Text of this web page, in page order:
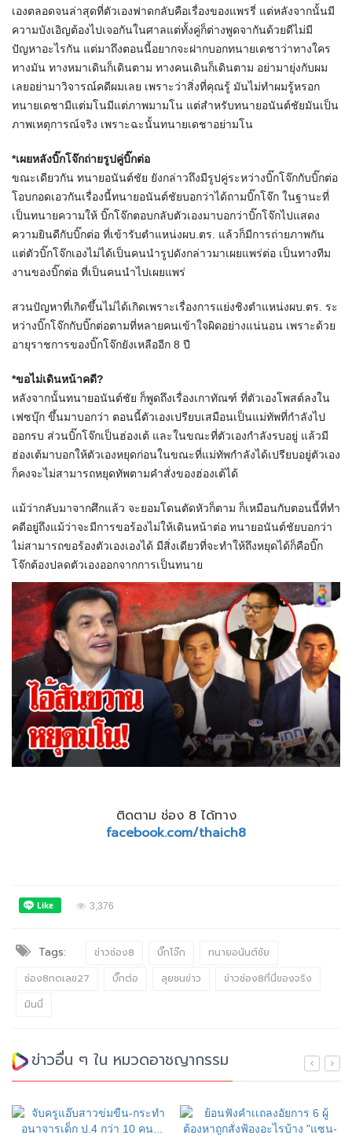
เองตลอดจนล่าสุดที่ตัวเองฟาดกลับคือเรื่องของแพรรี่ แต่หลังจากนั้นมี
ความบังเอิญต้องไปเจอกันในศาลแต่ทั้งคู่ก็ต่างพูดจากันด้วยดีไม่มี
ปัญหาอะไรกัน แต่มาถึงตอนนี้อยากจะฝากบอกทนายเดชาว่าทางใคร
ทางมัน ทางหมาเดินก็เดินตาม ทางคนเดินก็เดินตาม อย่ามายุ่งกับผม
เลยอย่ามาวิจารณ์คดีผมเลย เพราะว่าสิ่งที่คุณรู้ มันไม่ทำผมรู้หรอก
ทนายเดชามีแต่มโนมีแต่ภาพมามโน แต่สำหรับทนายอนันต์ชัยมันเป็น
ภาพเหตุการณ์จริง เพราะฉะนั้นทนายเดชาอย่ามโน
*เผยหลังบิ๊กโจ๊กถ่ายรูปคู่บิ๊กต่อ
ขณะเดียวกัน ทนายอนันต์ชัย ยังกล่าวถึงมีรูปคู่ระหว่างบิ๊กโจ๊กกับบิ๊กต่อ
โอบกอดเอวกันเรื่องนี้ทนายอนันต์ชัยบอกว่าได้ถามบิ๊กโจ๊ก ในฐานะที่
เป็นทนายความให้ บิ๊กโจ๊กตอบกลับตัวเองมาบอกว่าบิ๊กโจ๊กไปแสดง
ความยินดีกับบิ๊กต่อ ที่เข้ารับตำแหน่งผบ.ตร. แล้วก็มีการถ่ายภาพกัน
แต่ตัวบิ๊กโจ๊กเองไม่ได้เป็นคนนำรูปดังกล่าวมาเผยแพร่ต่อ เป็นทางทีม
งานของบิ๊กต่อ ที่เป็นคนนำไปเผยแพร่
สวนปัญหาที่เกิดขึ้นไม่ได้เกิดเพราะเรื่องการแย่งชิงตำแหน่งผบ.ตร. ระ
หว่างบิ๊กโจ๊กกับบิ๊กต่อตามที่หลายคนเข้าใจผิดอย่างแน่นอน เพราะด้วย
อายุราชการของบิ๊กโจ๊กยังเหลืออีก 8 ปี
*ขอไม่เดินหน้าคดี?
หลังจากนั้นทนายอนันต์ชัย ก็พูดถึงเรื่องเกาทัณฑ์ ที่ตัวเองโพสต์ลงใน
เฟซบุ๊ก ขึ้นมาบอกว่า ตอนนี้ตัวเองเปรียบเสมือนเป็นแม่ทัพที่กำลังไป
ออกรบ ส่วนบิ๊กโจ๊กเป็นฮ่องเต้ และในขณะที่ตัวเองกำลังรบอยู่ แล้วมี
ฮ่องเต้มาบอกให้ตัวเองหยุดก่อนในขณะที่แม่ทัพกำลังได้เปรียบอยู่ตัวเอง
ก็คงจะไม่สามารถหยุดทัพตามคำสั่งของฮ่องเต้ได้
แม้ว่ากลับมาจากศึกแล้ว จะยอมโดนตัดหัวก็ตาม ก็เหมือนกับตอนนี้ที่ทำ
คดีอยู่ถึงแม้ว่าจะมีการขอร้องไม่ให้เดินหน้าต่อ ทนายอนันต์ชัยบอกว่า
ไม่สามารถขอร้องตัวเองเองได้ มีสิ่งเดียวที่จะทำให้ถึงหยุดได้ก็คือบิ๊ก
โจ๊กต้องปลดตัวเองออกจากการเป็นทนาย
ติดตาม ช่อง 8 ได้ทาง
facebook.com/thaich8
3,376
Tags: ข่าวช่อง8 บิ๊กโจ๊ก
ทนายอนันต์ชัย
ช่อง8กดเลข27
บิ๊กต่อ ลุยชนข่าว
ข่าวช่อง8ที่นี่ของจริง
มินนี่
ข่าวอื่น ๆ ใน หมวดอาชญากรรม